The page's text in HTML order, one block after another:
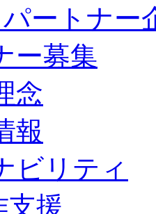
パートナー
ー募集
念
報
ビリティ
支援